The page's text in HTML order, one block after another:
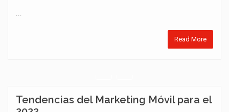
...
Read More
Tendencias del Marketing Móvil para el